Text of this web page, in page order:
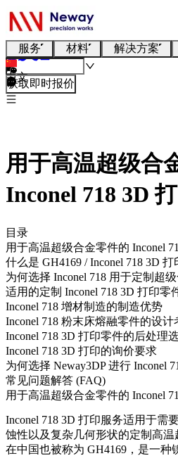
服务 材料 解决方案
中文
获取即时报价
用于高温超级合
Inconel 718 3D
目录
用于高温超级合金零件的 Inconel
什么是 GH4169 / Inconel 718 3D 打
为何选择 Inconel 718 用于定制超
适用的定制 Inconel 718 3D 打印零
Inconel 718 增材制造的制造优势
Inconel 718 粉末床熔融零件的设计
Inconel 718 3D 打印零件的后处理
Inconel 718 3D 打印的询价要求
为何选择 Neway3DP 进行 Inconel
常见问题解答 (FAQ)
用于高温超级合金零件的 Inconel
Inconel 718 3D 打印服务适用于需
蚀性以及复杂几何形状的定制高温
在中国也被称为 GH4169，是一种